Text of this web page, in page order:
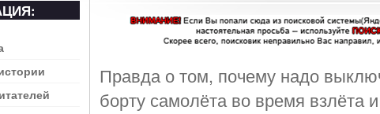
Правда о том, почему надо
борту самолёта во время взлёта